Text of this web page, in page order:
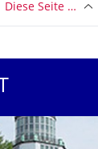
Diese Seite …